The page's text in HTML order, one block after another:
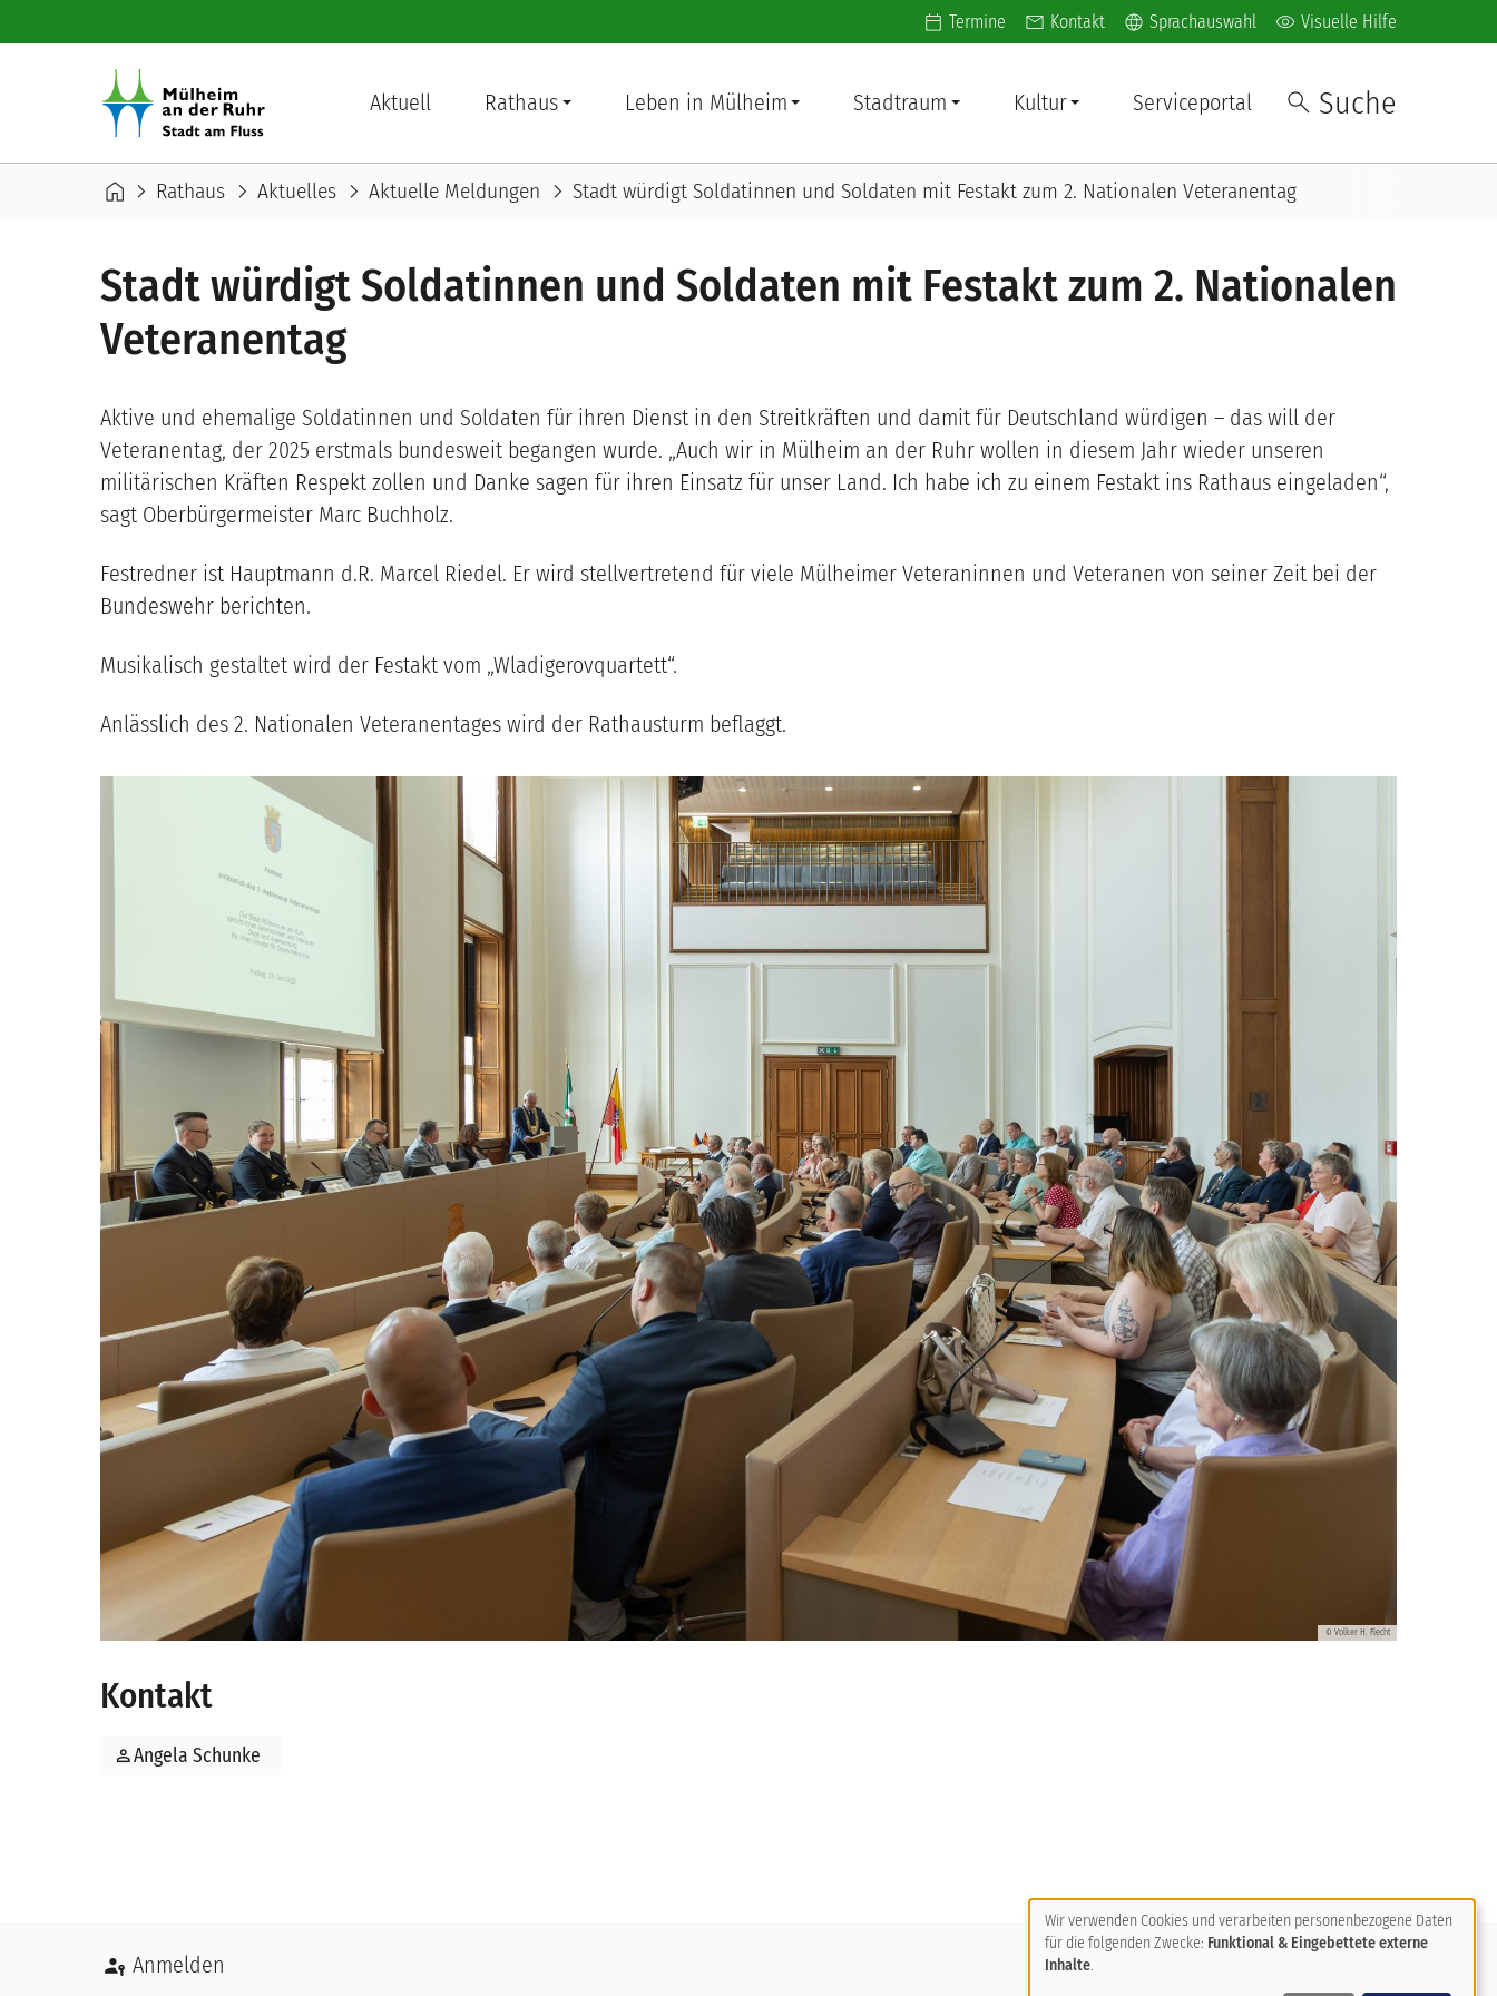
Additional navigation
Termine Kontakt language Sprachauswahl visibility Visuelle Hilfe
Aktuell
Rathaus Leben in Mülheim Stadtraum Kultur Serviceportal Suche
Pfadnavigation
home chevron_right Rathaus chevron_right Aktuelles chevron_right Aktuelle Meldungen chevron_right Stadt würdigt Soldatinnen und Soldaten mit Festakt zum 2. Nationalen Veteranentag
Stadt würdigt Soldatinnen und Soldaten mit Festakt zum 2. Nationalen
Veteranentag
Aktive und ehemalige Soldatinnen und Soldaten für ihren Dienst in den Streitkräften und damit für Deutschland würdigen – das will der
Veteranentag, der 2025 erstmals bundesweit begangen wurde. „Auch wir in Mülheim an der Ruhr wollen in diesem Jahr wieder unseren
militärischen Kräften Respekt zollen und Danke sagen für ihren Einsatz für unser Land. Ich habe ich zu einem Festakt ins Rathaus eingeladen“,
sagt Oberbürgermeister Marc Buchholz.
Festredner ist Hauptmann d.R. Marcel Riedel. Er wird stellvertretend für viele Mülheimer Veteraninnen und Veteranen von seiner Zeit bei der
Bundeswehr berichten.
Musikalisch gestaltet wird der Festakt vom „Wladigerovquartett“.
Anlässlich des 2. Nationalen Veteranentages wird der Rathausturm beflaggt.
© Volker H. Flecht
Kontakt
personAngela Schunke
Benutzermenü
Anmelden
Social Media
Verwendung
Wir verwenden Cookies und verarbeiten personenbezogene Daten
für die folgenden Zwecke: Funktional & Eingebettete externe
Inhalte.